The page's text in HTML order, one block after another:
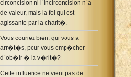
circoncision ni l`incirconcision n`a
de valeur, mais la foi qui est
agissante par la charit�.
Vous couriez bien: qui vous a
arr�t�s, pour vous emp�cher
d`ob�ir � la v�rit�?
Cette influence ne vient pas de